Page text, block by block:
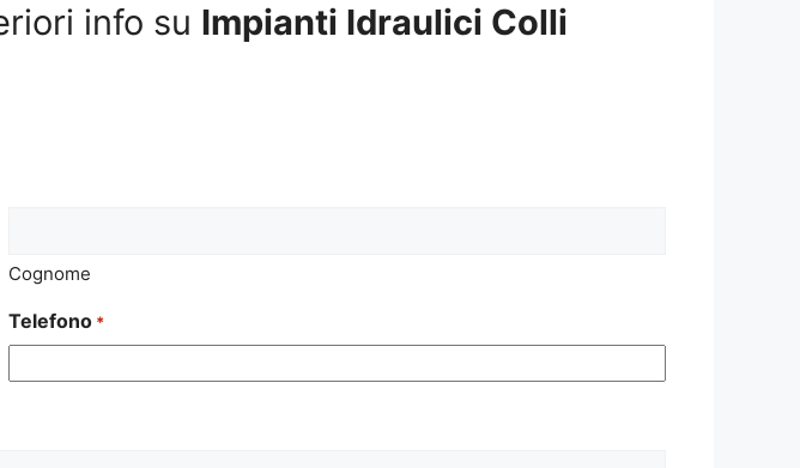
info su Impianti Idraulici Colli
Cognome
Telefono *